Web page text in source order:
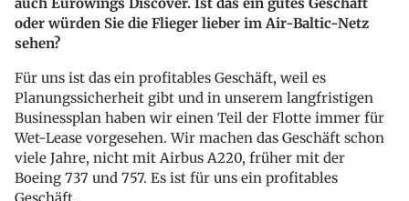
oder würden Sie die Flieger lieber im Air-Baltic-Netz
sehen?
Für uns ist das ein profitables Geschäft, weil es
Planungssicherheit gibt und in unserem langfristigen
Businessplan haben wir einen Teil der Flotte immer für
Wet-Lease vorgesehen. Wir machen das Geschäft schon
viele Jahre, nicht mit Airbus A220, früher mit der
Boeing 737 und 757. Es ist für uns ein profitables